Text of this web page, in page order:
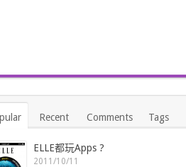
Recent Comments Tags
ELLE都玩Apps ?
2011/10/11